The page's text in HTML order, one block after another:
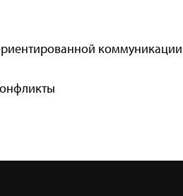
коммуникации